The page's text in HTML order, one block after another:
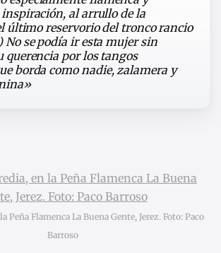
al arrullo de la
último reservorio del tronco rancio
No se podía ir esta mujer sin
querencia por los tangos
borda como nadie, zalamera y
Peña Flamenca La Buena Gente, Jerez. Foto: Paco
Barroso